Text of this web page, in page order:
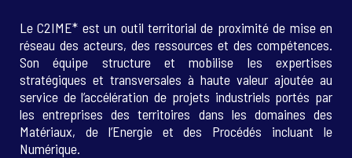
Le C2IME* est un outil territorial de proximité de mise en
réseau des acteurs, des ressources et des compétences.
Son équipe structure et mobilise les expertises
stratégiques et transversales à haute valeur ajoutée au
service de l’accélération de projets industriels portés par
les entreprises des territoires dans les domaines des
Matériaux, de l’Energie et des Procédés incluant le
Numérique.